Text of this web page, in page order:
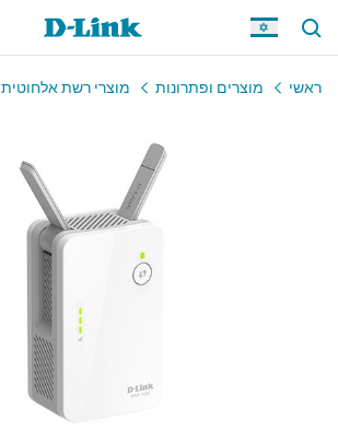
ראשי מוצרים ופתרונות מוצרי רשת אלחוטית